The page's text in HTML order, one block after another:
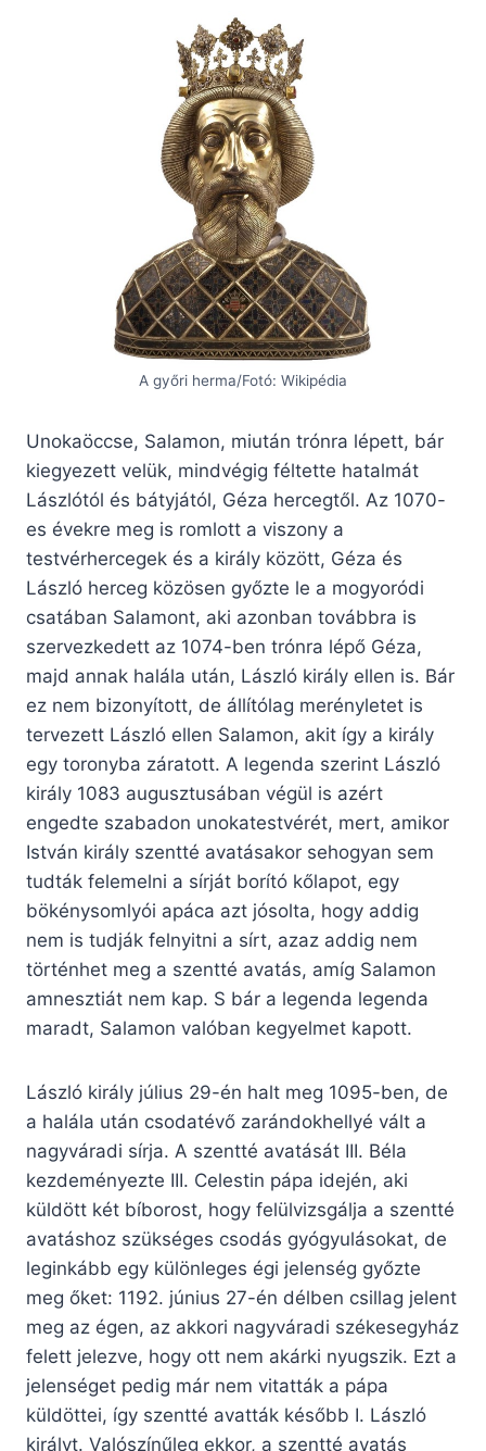
A győri herma/Fotó: Wikipédia
Unokaöccse, Salamon, miután trónra lépett, bár
kiegyezett velük, mindvégig féltette hatalmát
Lászlótól és bátyjától, Géza hercegtől. Az 1070-
es évekre meg is romlott a viszony a
testvérhercegek és a király között, Géza és
László herceg közösen győzte le a mogyoródi
csatában Salamont, aki azonban továbbra is
szervezkedett az 1074-ben trónra lépő Géza,
majd annak halála után, László király ellen is. Bár
ez nem bizonyított, de állítólag merényletet is
tervezett László ellen Salamon, akit így a király
egy toronyba záratott. A legenda szerint László
király 1083 augusztusában végül is azért
engedte szabadon unokatestvérét, mert, amikor
István király szentté avatásakor sehogyan sem
tudták felemelni a sírját borító kőlapot, egy
bökénysomlyói apáca azt jósolta, hogy addig
nem is tudják felnyitni a sírt, azaz addig nem
történhet meg a szentté avatás, amíg Salamon
amnesztiát nem kap. S bár a legenda legenda
maradt, Salamon valóban kegyelmet kapott.
László király július 29-én halt meg 1095-ben, de
a halála után csodatévő zarándokhellyé vált a
nagyváradi sírja. A szentté avatását III. Béla
kezdeményezte III. Celestin pápa idején, aki
küldött két bíborost, hogy felülvizsgálja a szentté
avatáshoz szükséges csodás gyógyulásokat, de
leginkább egy különleges égi jelenség győzte
meg őket: 1192. június 27-én délben csillag jelent
meg az égen, az akkori nagyváradi székesegyház
felett jelezve, hogy ott nem akárki nyugszik. Ezt a
jelenséget pedig már nem vitatták a pápa
küldöttei, így szentté avatták később I. László
királyt. Valószínűleg ekkor, a szentté avatás